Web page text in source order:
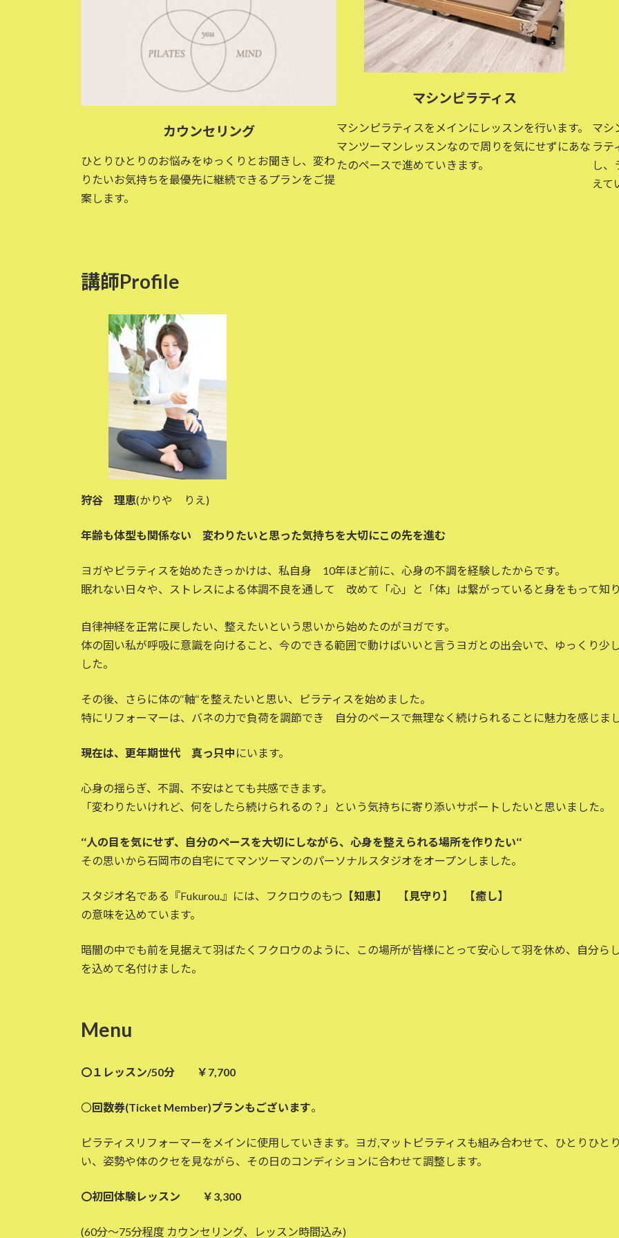
カウンセリング
ひとりひとりのお悩みをゆっくりとお聞きし、変わ
りたいお気持ちを最優先に継続できるプランをご提
案します。
マシンピラティス
マシンピラティスをメインにレッスンを行います。
マンツーマンレッスンなので周りを気にせずにあな
たのペースで進めていきます。
マシ
ラテ
し
えて
講師Profile
狩谷 理恵(かりや りえ)
年齢も体型も関係ない 変わりたいと思った気持ちを大切にこの先を進む
ヨガやピラティスを始めたきっかけは、私自身 10年ほど前に、心身の不調を経験したからです。
眠れない日々や、ストレスによる体調不良を通して 改めて「心」と「体」は繋がっていると身をもって知り
自律神経を正常に戻したい、整えたいという思いから始めたのがヨガです。
体の固い私が呼吸に意識を向けること、今のできる範囲で動けばいいと言うヨガとの出会いで、ゆっくり少
した。
その後、さらに体の‘‘軸‘‘を整えたいと思い、ピラティスを始めました。
特にリフォーマーは、バネの力で負荷を調節でき 自分のペースで無理なく続けられることに魅力を感じまし
現在は、更年期世代 真っ只中 にいます。
心身の揺らぎ、不調、不安はとても共感できます。
「変わりたいけれど、何をしたら続けられるの？」という気持ちに寄り添いサポートしたいと思いました。
‘‘人の目を気にせず、自分のペースを大切にしながら、心身を整えられる場所を作りたい‘‘
その思いから石岡市の自宅にてマンツーマンのパーソナルスタジオをオープンしました。
スタジオ名である『Fukurou.』には、フクロウのもつ 【知恵】 【見守り】 【癒し】
の意味を込めています。
暗闇の中でも前を見据えて羽ばたくフクロウのように、この場所が皆様にとって安心して羽を休め、自分ら
を込めて名付けました。
Menu
〇１レッスン/50分 ￥7,700
〇 回数券(Ticket Member)プランもございます。
ピラティスリフォーマーをメインに使用していきます。ヨガ,マットピラティスも組み合わせて、ひとりひと
い、姿勢や体のクセを見ながら、その日のコンディションに合わせて調整します。
〇初回体験レッスン ￥3,300
(60分～75分程度 カウンセリング、レッスン時間込み)